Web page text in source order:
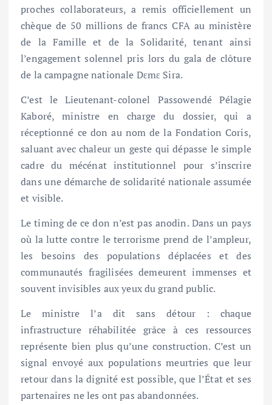
proches collaborateurs, a remis officiellement un
chèque de 50 millions de francs CFA au ministère
de la Famille et de la Solidarité, tenant ainsi
l’engagement solennel pris lors du gala de clôture
de la campagne nationale Dɛmɛ Sira.
C’est le Lieutenant-colonel Passowendé Pélagie
Kaboré, ministre en charge du dossier, qui a
réceptionné ce don au nom de la Fondation Coris,
saluant avec chaleur un geste qui dépasse le simple
cadre du mécénat institutionnel pour s’inscrire
dans une démarche de solidarité nationale assumée
et visible.
Le timing de ce don n’est pas anodin. Dans un pays
où la lutte contre le terrorisme prend de l’ampleur,
les besoins des populations déplacées et des
communautés fragilisées demeurent immenses et
souvent invisibles aux yeux du grand public.
Le ministre l’a dit sans détour : chaque
infrastructure réhabilitée grâce à ces ressources
représente bien plus qu’une construction. C’est un
signal envoyé aux populations meurtries que leur
retour dans la dignité est possible, que l’État et ses
partenaires ne les ont pas abandonnées.